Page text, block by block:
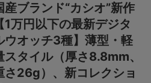
産ブランド“カシオ”新作
【1万円以下の最新デジタ
ウオッチ3種】薄型・軽
スタイル（厚さ8.8mm、
さ26g）、新コレクショ